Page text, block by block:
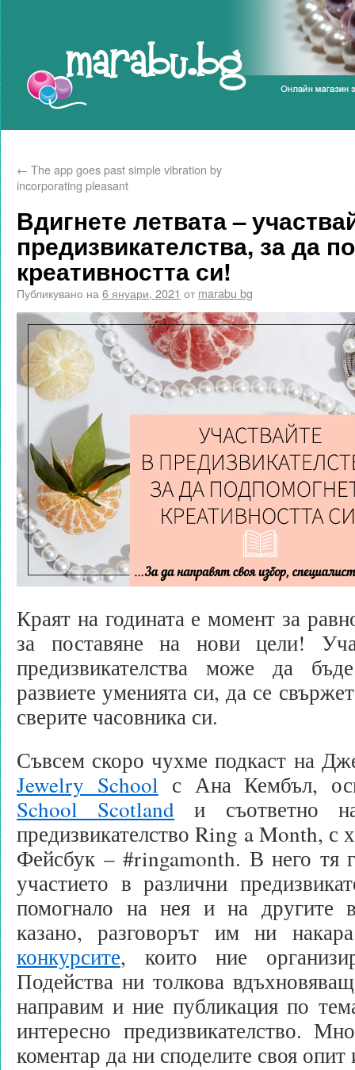
← The app goes past simple vibration by
incorporating pleasant
Вдигнете летвата –
предизвикателства, за да
креативността си!
Публикувано на 6 януари, 2021 от marabu bg
Краят на годината е момент за
за поставяне на нови цели!
предизвикателства може да
развиете уменията си, да се
сверите часовника си.
Съвсем скоро чухме подкаст на
Jewelry School с Ана Кембъл,
School Scotland и съответно
предизвикателство Ring a Month, с
Фейсбук – #ringamonth. В него тя
участието в различни
помогнало на нея и на другите
казано, разговорът им ни
конкурсите, които ние
Подейства ни толкова
направим и ние публикация по
интересно предизвикателство.
коментар да ни споделите своя